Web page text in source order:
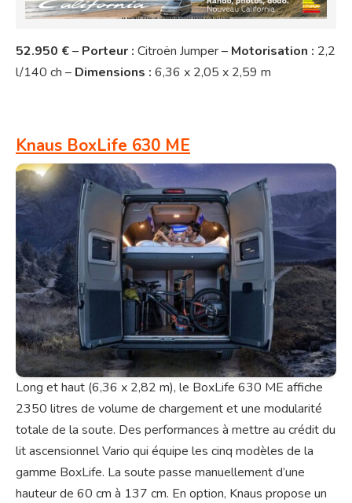
52.950 €– Porteur : Citroën Jumper – Motorisation : 2,2
l/140 ch – Dimensions : 6,36 x 2,05 x 2,59 m
Knaus BoxLife 630 ME
Long et haut (6,36 x 2,82 m), le BoxLife 630 ME affiche
2350 litres de volume de chargement et une modularité
totale de la soute. Des performances à mettre au crédit du
lit ascensionnel Vario qui équipe les cinq modèles de la
gamme BoxLife. La soute passe manuellement d’une
hauteur de 60 cm à 137 cm. En option, Knaus propose un